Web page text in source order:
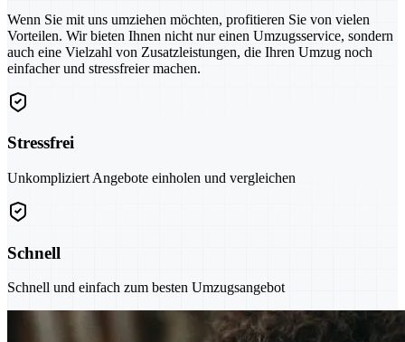
Wenn Sie mit uns umziehen möchten, profitieren Sie von vielen
Vorteilen. Wir bieten Ihnen nicht nur einen Umzugsservice, sondern
auch eine Vielzahl von Zusatzleistungen, die Ihren Umzug noch
einfacher und stressfreier machen.
Stressfrei
Unkompliziert Angebote einholen und vergleichen
Schnell
Schnell und einfach zum besten Umzugsangebot